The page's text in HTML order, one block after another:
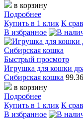
в корзину
Подробнее
Купить в 1 клик К
В избранное
Быстрый просмотр
Игрушка для кошки
Сибирская кошка
в корзину
Подробнее
Купить в 1 клик К
В избранное